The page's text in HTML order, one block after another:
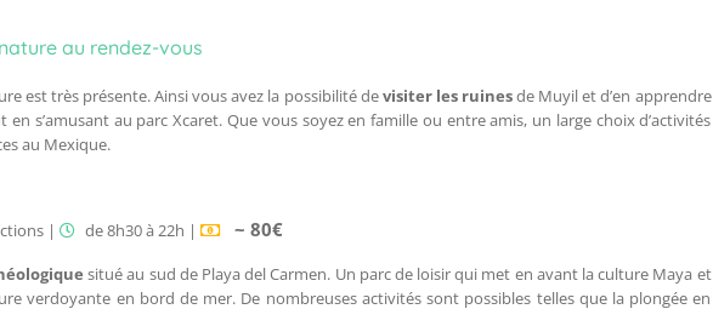
au rendez-vous
est très présente. Ainsi vous avez la possibilité devisiter les ruinesde Muyil et d’en apprendre
s’amusant au parc Xcaret. Que vous soyez en famille ou entre amis, un large choix d’activités
au Mexique.
| de 8h30 à 22h | ~ 80€
situé au sud de Playa del Carmen. Un parc de loisir qui met en avant la culture Maya et
verdoyante en bord de mer. De nombreuses activités sont possibles telles que la plongée en